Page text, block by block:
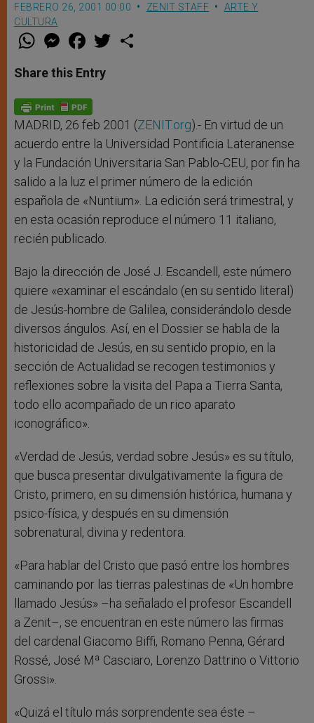
FEBRERO 26, 2001 00:00 ZENIT STAFF
ARTE Y
CULTURA
W
t
s
p
p
M
e
s
e
g
e
r
F
a
e
b
o
k
w
Share this Entry
MADRID, 26 feb 2001 (ZENIT.org).- En virtud de un
acuerdo entre la Universidad Pontificia Lateranense
y la Fundación Universitaria San Pablo-CEU, por fin ha
salido a la luz el primer número de la edición
española de «Nuntium». La edición será trimestral, y
en esta ocasión reproduce el número 11 italiano,
recién publicado.
Bajo la dirección de José J. Escandell, este número
quiere «examinar el escándalo (en su sentido literal)
de Jesús-hombre de Galilea, considerándolo desde
diversos ángulos. Así, en el Dossier se habla de la
historicidad de Jesús, en su sentido propio, en la
sección de Actualidad se recogen testimonios y
reflexiones sobre la visita del Papa a Tierra Santa,
todo ello acompañado de un rico aparato
iconográfico».
«Verdad de Jesús, verdad sobre Jesús» es su título,
que busca presentar divulgativamente la figura de
Cristo, primero, en su dimensión histórica, humana y
psico-física, y después en su dimensión
sobrenatural, divina y redentora.
«Para hablar del Cristo que pasó entre los hombres
caminando por las tierras palestinas de «Un hombre
llamado Jesús» –ha señalado el profesor Escandell
a Zenit–, se encuentran en este número las firmas
del cardenal Giacomo Biffi, Romano Penna, Gérard
Rossé, José Mª Casciaro, Lorenzo Dattrino o Vittorio
Grossi».
«Quizá el título más sorprendente sea éste –